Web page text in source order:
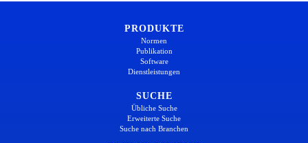
PRODUKTE
Normen
Publikation
Software
Dienstleistungen
SUCHE
Übliche Suche
Erweiterte Suche
Suche nach Branchen